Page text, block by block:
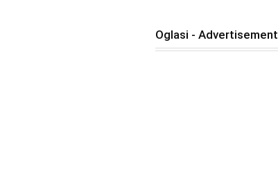
Oglasi - Advertisement